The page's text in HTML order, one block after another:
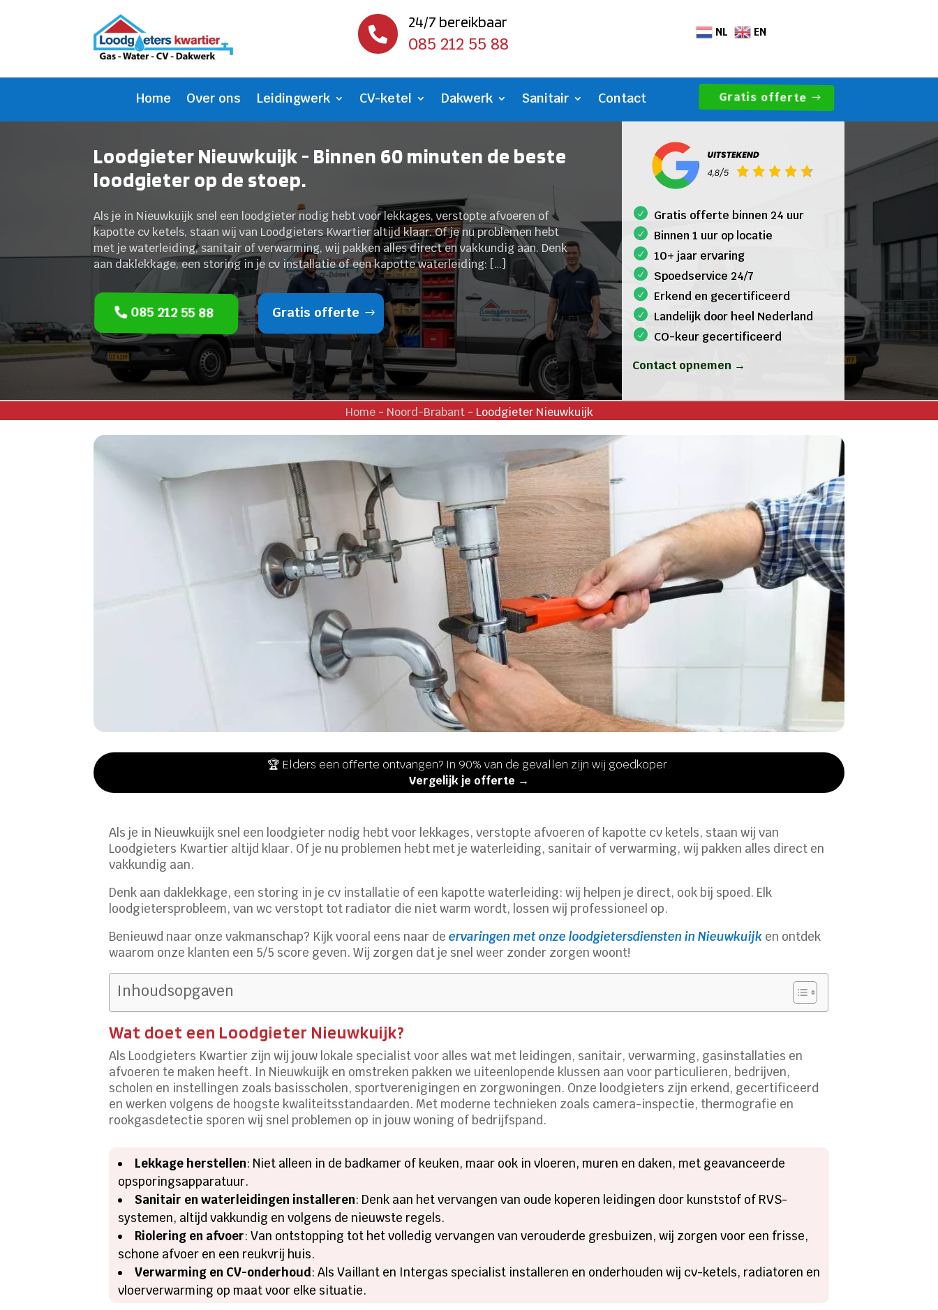

24/7 bereikbaar
085 212 55 88
NL EN
Home Over ons Leidingwerk CV-ketel Dakwerk Sanitair Contact Gratis offerte
Loodgieter Nieuwkuijk - Binnen 60 minuten de beste
loodgieter op de stoep.
Als je in Nieuwkuijk snel een loodgieter nodig hebt voor lekkages, verstopte afvoeren of
kapotte cv ketels, staan wij van Loodgieters Kwartier altijd klaar. Of je nu problemen hebt
met je waterleiding, sanitair of verwarming, wij pakken alles direct en vakkundig aan. Denk
aan daklekkage, een storing in je cv installatie of een kapotte waterleiding: […]
085 212 55 88 Gratis offerte
Gratis offerte binnen 24 uur
Binnen 1 uur op locatie
10+ jaar ervaring
Spoedservice 24/7
Erkend en gecertificeerd
Landelijk door heel Nederland
CO-keur gecertificeerd
Contact opnemen →
Home- Noord-Brabant- Loodgieter Nieuwkuijk
🏆 Elders een offerte ontvangen? In 90% van de gevallen zijn wij goedkoper.
Vergelijk je offerte →
Als je in Nieuwkuijk snel een loodgieter nodig hebt voor lekkages, verstopte afvoeren of kapotte cv ketels, staan wij van
Loodgieters Kwartier altijd klaar. Of je nu problemen hebt met je waterleiding, sanitair of verwarming, wij pakken alles direct en
vakkundig aan.
Denk aan daklekkage, een storing in je cv installatie of een kapotte waterleiding: wij helpen je direct, ook bij spoed. Elk
loodgietersprobleem, van wc verstopt tot radiator die niet warm wordt, lossen wij professioneel op.
Benieuwd naar onze vakmanschap? Kijk vooral eens naar deervaringen met onze loodgietersdiensten in Nieuwkuijk en ontdek
waarom onze klanten een 5/5 score geven. Wij zorgen dat je snel weer zonder zorgen woont!
Inhoudsopgaven
Wat doet een Loodgieter Nieuwkuijk?
Als Loodgieters Kwartier zijn wij jouw lokale specialist voor alles wat met leidingen, sanitair, verwarming, gasinstallaties en
afvoeren te maken heeft. In Nieuwkuijk en omstreken pakken we uiteenlopende klussen aan voor particulieren, bedrijven,
scholen en instellingen zoals basisscholen, sportverenigingen en zorgwoningen. Onze loodgieters zijn erkend, gecertificeerd
en werken volgens de hoogste kwaliteitsstandaarden. Met moderne technieken zoals camera-inspectie, thermografie en
rookgasdetectie sporen wij snel problemen op in jouw woning of bedrijfspand.
Lekkage herstellen: Niet alleen in de badkamer of keuken, maar ook in vloeren, muren en daken, met geavanceerde
opsporingsapparatuur.
Sanitair en waterleidingen installeren: Denk aan het vervangen van oude koperen leidingen door kunststof of RVS-
systemen, altijd vakkundig en volgens de nieuwste regels.
Riolering en afvoer: Van ontstopping tot het volledig vervangen van verouderde gresbuizen, wij zorgen voor een frisse,
schone afvoer en een reukvrij huis.
Verwarming en CV-onderhoud: Als Vaillant en Intergas specialist installeren en onderhouden wij cv-ketels, radiatoren en
vloerverwarming op maat voor elke situatie.